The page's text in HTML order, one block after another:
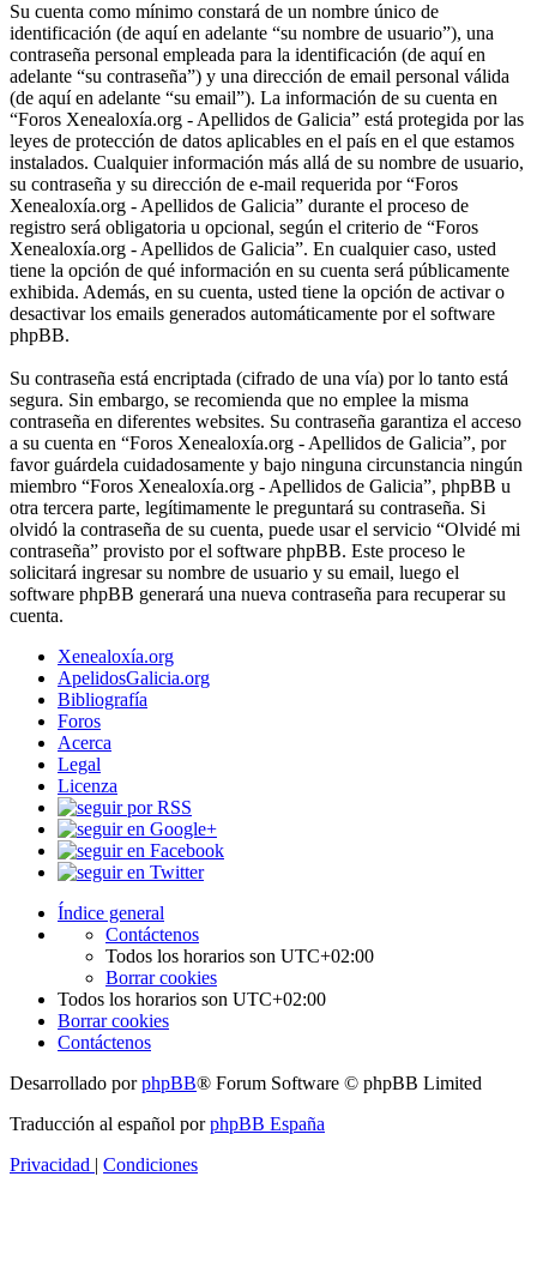
Su cuenta como mínimo constará de un nombre único de
identificación (de aquí en adelante “su nombre de usuario”), una
contraseña personal empleada para la identificación (de aquí en
adelante “su contraseña”) y una dirección de email personal válida
(de aquí en adelante “su email”). La información de su cuenta en
“Foros Xenealoxía.org - Apellidos de Galicia” está protegida por las
leyes de protección de datos aplicables en el país en el que estamos
instalados. Cualquier información más allá de su nombre de usuario,
su contraseña y su dirección de e-mail requerida por “Foros
Xenealoxía.org - Apellidos de Galicia” durante el proceso de
registro será obligatoria u opcional, según el criterio de “Foros
Xenealoxía.org - Apellidos de Galicia”. En cualquier caso, usted
tiene la opción de qué información en su cuenta será públicamente
exhibida. Además, en su cuenta, usted tiene la opción de activar o
desactivar los emails generados automáticamente por el software
phpBB.
Su contraseña está encriptada (cifrado de una vía) por lo tanto está
segura. Sin embargo, se recomienda que no emplee la misma
contraseña en diferentes websites. Su contraseña garantiza el acceso
a su cuenta en “Foros Xenealoxía.org - Apellidos de Galicia”, por
favor guárdela cuidadosamente y bajo ninguna circunstancia ningún
miembro “Foros Xenealoxía.org - Apellidos de Galicia”, phpBB u
otra tercera parte, legítimamente le preguntará su contraseña. Si
olvidó la contraseña de su cuenta, puede usar el servicio “Olvidé mi
contraseña” provisto por el software phpBB. Este proceso le
solicitará ingresar su nombre de usuario y su email, luego el
software phpBB generará una nueva contraseña para recuperar su
cuenta.
Xenealoxía.org
ApelidosGalicia.org
Bibliografía
Foros
Acerca
Legal
Licenza
Índice general
Contáctenos
Todos los horarios son UTC+02:00
Borrar cookies
Todos los horarios son UTC+02:00
Borrar cookies
Contáctenos
Desarrollado porphpBB® Forum Software © phpBB Limited
Traducción al español porphpBB España
Privacidad | Condiciones